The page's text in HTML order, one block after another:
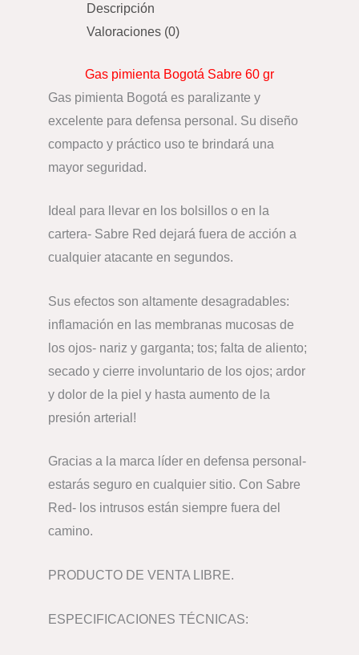
Descripción
Valoraciones (0)
Gas pimienta Bogotá Sabre 60 gr
Gas pimienta Bogotá es paralizante y
excelente para defensa personal. Su diseño
compacto y práctico uso te brindará una
mayor seguridad.
Ideal para llevar en los bolsillos o en la
cartera- Sabre Red dejará fuera de acción a
cualquier atacante en segundos.
Sus efectos son altamente desagradables:
inflamación en las membranas mucosas de
los ojos- nariz y garganta; tos; falta de aliento;
secado y cierre involuntario de los ojos; ardor
y dolor de la piel y hasta aumento de la
presión arterial!
Gracias a la marca líder en defensa personal-
estarás seguro en cualquier sitio. Con Sabre
Red- los intrusos están siempre fuera del
camino.
PRODUCTO DE VENTA LIBRE.
ESPECIFICACIONES TÉCNICAS: